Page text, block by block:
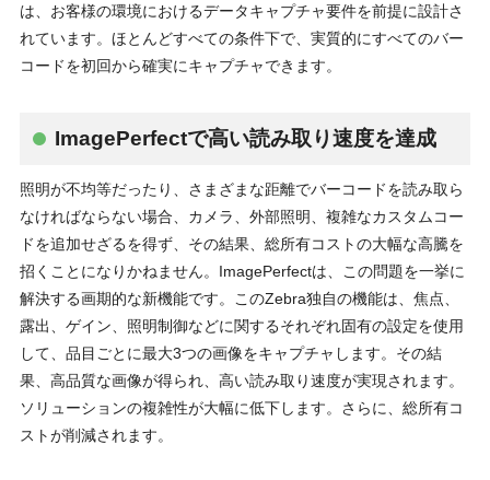
は、お客様の環境におけるデータキャプチャ要件を前提に設計さ
れています。ほとんどすべての条件下で、実質的にすべてのバー
コードを初回から確実にキャプチャできます。
ImagePerfectで高い読み取り速度を達成
照明が不均等だったり、さまざまな距離でバーコードを読み取ら
なければならない場合、カメラ、外部照明、複雑なカスタムコー
ドを追加せざるを得ず、その結果、総所有コストの大幅な高騰を
招くことになりかねません。ImagePerfectは、この問題を一挙に
解決する画期的な新機能です。このZebra独自の機能は、焦点、
露出、ゲイン、照明制御などに関するそれぞれ固有の設定を使用
して、品目ごとに最大3つの画像をキャプチャします。その結
果、高品質な画像が得られ、高い読み取り速度が実現されます。
ソリューションの複雑性が大幅に低下します。さらに、総所有コ
ストが削減されます。